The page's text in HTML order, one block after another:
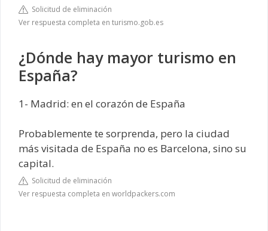
Solicitud de eliminación
Ver respuesta completa en turismo.gob.es
¿Dónde hay mayor turismo en
España?
1- Madrid: en el corazón de España
Probablemente te sorprenda, pero la ciudad
más visitada de España no es Barcelona, sino su
capital.
Solicitud de eliminación
Ver respuesta completa en worldpackers.com